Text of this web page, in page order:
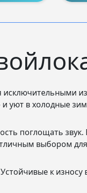
исключительными
и уют в холодные
поглощать звук.
выбором для
к